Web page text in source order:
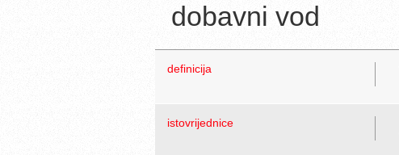
dobavni vod
definicija
istovrijednice